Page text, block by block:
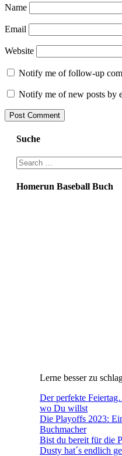
Name
Email
Website
Notify me of follow-up
Notify me of new posts by
Suche
Search
for:
Homerun Baseball Buch
Lerne besser zu
Der perfekte
wo Du willst
Die Playoffs 2023:
Buchmacher
Bist du bereit für die
Dusty hat´s endlich